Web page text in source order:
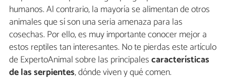
humanos. Al contrario, la mayoría se alimentan de otros
animales que sí son una seria amenaza para las
cosechas. Por ello, es muy importante conocer mejor a
estos reptiles tan interesantes. No te pierdas este artículo
de ExpertoAnimal sobre las principalescaracterísticas
de las serpientes, dónde viven y qué comen.